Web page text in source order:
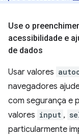
Use o
acessibilidade e
de dados
Usar valores
navegadores
com segurança e
valores input ,
particularmente